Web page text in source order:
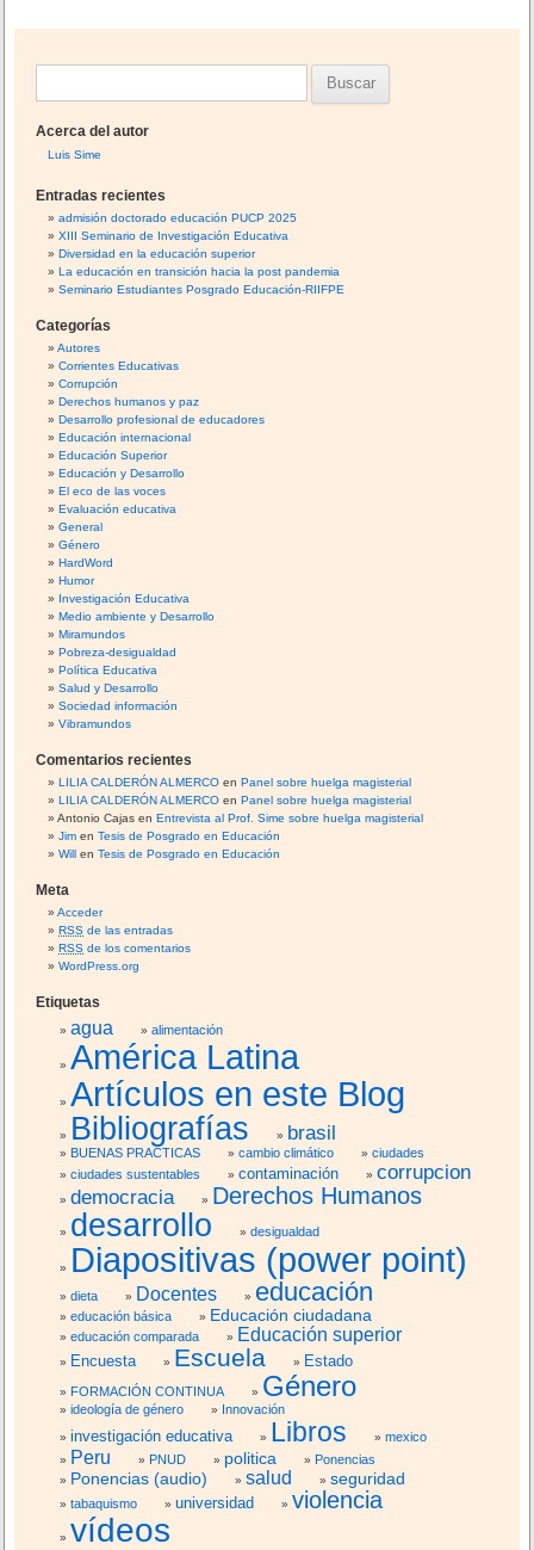
Acerca del autor
Luis Sime
Entradas recientes
admisión doctorado educación PUCP 2025
XIII Seminario de Investigación Educativa
Diversidad en la educación superior
La educación en transición hacia la post pandemia
Seminario Estudiantes Posgrado Educación-RIIFPE
Categorías
Autores
Corrientes Educativas
Corrupción
Derechos humanos y paz
Desarrollo profesional de educadores
Educación internacional
Educación Superior
Educación y Desarrollo
El eco de las voces
Evaluación educativa
General
Género
HardWord
Humor
Investigación Educativa
Medio ambiente y Desarrollo
Miramundos
Pobreza-desigualdad
Política Educativa
Salud y Desarrollo
Sociedad información
Vibramundos
Comentarios recientes
LILIA CALDERÓN ALMERCO enPanel sobre huelga magisterial
LILIA CALDERÓN ALMERCO enPanel sobre huelga magisterial
Antonio Cajas enEntrevista al Prof. Sime sobre huelga magisterial
Jim enTesis de Posgrado en Educación
Will enTesis de Posgrado en Educación
Meta
Acceder
RSS de las entradas
RSS de los comentarios
WordPress.org
Etiquetas
agua alimentación
América Latina
Artículos en este Blog
Bibliografías brasil
BUENAS PRACTICAS cambio climático
ciudades
ciudades sustentables
contaminación
corrupcion
democracia
Derechos Humanos
desarrollo desigualdad
Diapositivas (power point)
dieta Docentes educación
educación básica Educación ciudadana
educación comparada Educación superior
Encuesta Escuela Estado
FORMACIÓN CONTINUA Género
ideología de género Innovación
investigación educativa Libros mexico
Peru PNUD politica Ponencias
Ponencias (audio) salud seguridad
tabaquismo universidad violencia
vídeos